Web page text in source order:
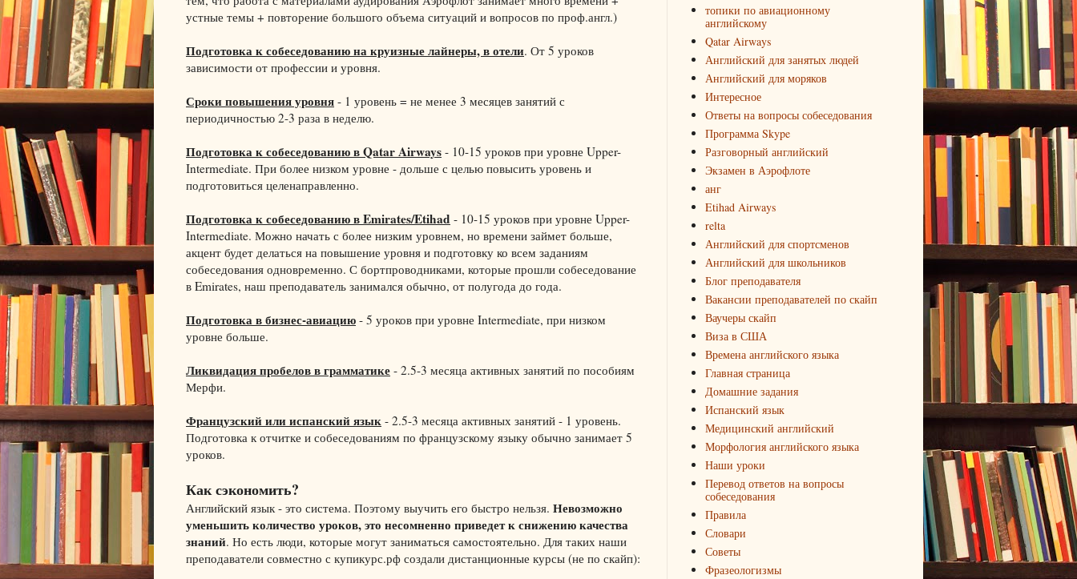
устные темы + повторение большого объема ситуаций и вопросов по проф.англ.)
Подготовка к собеседованию на круизные лайнеры, в отели. От 5 уроков
зависимости от профессии и уровня.
Сроки повышения уровня - 1 уровень = не менее 3 месяцев занятий с
периодичностью 2-3 раза в неделю.
Подготовка к собеседованию в Qatar Airways - 10-15 уроков при уровне Upper-
Intermediate. При более низком уровне - дольше с целью повысить уровень и
подготовиться целенаправленно.
Подготовка к собеседованию в Emirates/Etihad - 10-15 уроков при уровне Upper-
Intermediate. Можно начать с более низким уровнем, но времени займет больше,
акцент будет делаться на повышение уровня и подготовку ко всем заданиям
собеседования одновременно. С бортпроводниками, которые прошли собеседование
в Emirates, наш преподаватель занимался обычно, от полугода до года.
Подготовка в бизнес-авиацию - 5 уроков при уровне Intermediate, при низком
уровне больше.
Ликвидация пробелов в грамматике - 2.5-3 месяца активных занятий по пособиям
Мерфи.
Французский или испанский язык - 2.5-3 месяца активных занятий - 1 уровень.
Подготовка к отчитке и собеседованиям по французскому языку обычно занимает 5
уроков.
Как сэкономить?
Английский язык - это система. Поэтому выучить его быстро нельзя. Невозможно
уменьшить количество уроков, это несомненно приведет к снижению качества
знаний. Но есть люди, которые могут заниматься самостоятельно. Для таких наши
преподаватели совместно с купикурс.рф создали дистанционные курсы (не по скайп):
топики по авиационному
английскому
Qatar Airways
Английский для занятых людей
Английский для моряков
Интересное
Ответы на вопросы собеседования
Программа Skype
Разговорный английский
Экзамен в Аэрофлоте
анг
Etihad Airways
relta
Английский для спортсменов
Английский для школьников
Блог преподавателя
Вакансии преподавателей по скайп
Ваучеры скайп
Виза в США
Времена английского языка
Главная страница
Домашние задания
Испанский язык
Медицинский английский
Морфология английского языка
Наши уроки
Перевод ответов на вопросы
собеседования
Правила
Словари
Советы
Фразеологизмы